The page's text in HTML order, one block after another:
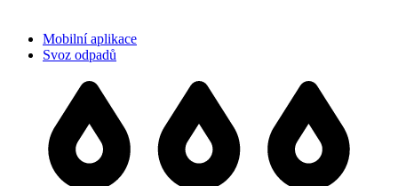
Mobilní aplikace
Svoz odpadů